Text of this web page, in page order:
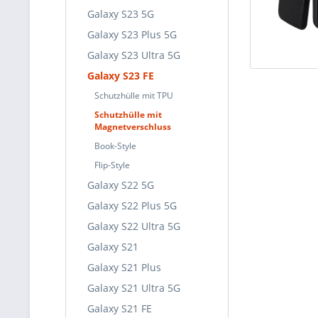
Galaxy S23 5G
Galaxy S23 Plus 5G
Galaxy S23 Ultra 5G
Galaxy S23 FE
Schutzhülle mit TPU
Schutzhülle mit
Magnetverschluss
Book-Style
Flip-Style
Galaxy S22 5G
Galaxy S22 Plus 5G
Galaxy S22 Ultra 5G
Galaxy S21
Galaxy S21 Plus
Galaxy S21 Ultra 5G
Galaxy S21 FE